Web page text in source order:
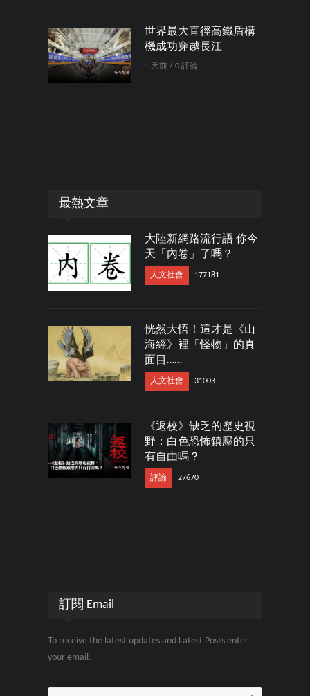
世界最大直徑高鐵盾構
機成功穿越長江
1 天前 / 0 評論
最熱文章
大陸新網路流行語 你今
天「內卷」了嗎？
人文社會 177181
恍然大悟！這才是《山
海經》裡「怪物」的真
面目……
人文社會 31003
《返校》缺乏的歷史視
野：白色恐怖鎮壓的只
有自由嗎？
評論 27670
訂閱 Email
To receive the latest updates and Latest Posts enter
your email.